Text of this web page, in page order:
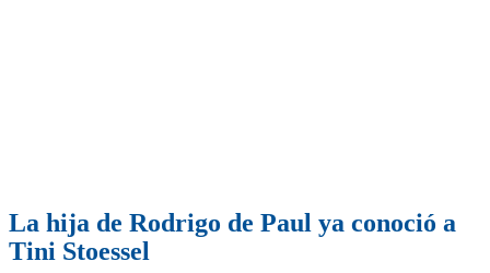
La hija de Rodrigo de Paul ya conoció a
Tini Stoessel